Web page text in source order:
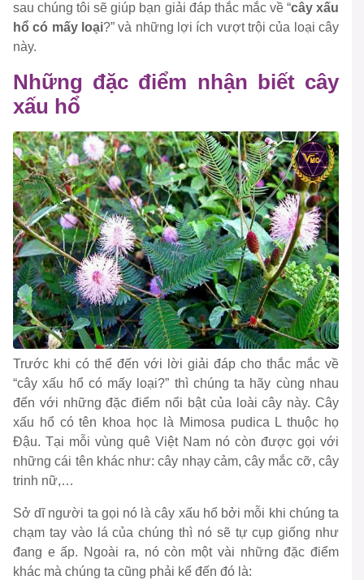
sau chúng tôi sẽ giúp bạn giải đáp thắc mắc về “cây xấu
hổ có mấy loại?” và những lợi ích vượt trội của loại cây
này.
Những đặc điểm nhận biết cây
xấu hổ
Trước khi có thể đến với lời giải đáp cho thắc mắc về
“cây xấu hổ có mấy loại?” thì chúng ta hãy cùng nhau
đến với những đặc điểm nổi bật của loài cây này. Cây
xấu hổ có tên khoa học là Mimosa pudica L thuộc họ
Đậu. Tại mỗi vùng quê Việt Nam nó còn được gọi với
những cái tên khác như: cây nhạy cảm, cây mắc cỡ, cây
trinh nữ,…
Sở dĩ người ta gọi nó là cây xấu hổ bởi mỗi khi chúng ta
chạm tay vào lá của chúng thì nó sẽ tự cụp giống như
đang e ấp. Ngoài ra, nó còn một vài những đặc điểm
khác mà chúng ta cũng phải kể đến đó là: